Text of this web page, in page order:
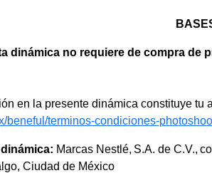
dinámica no requiere de compra de
en la presente dinámica constituye
beneful/terminos-condiciones-
Marcas Nestlé, S.A. de C.V.,
Ciudad de México